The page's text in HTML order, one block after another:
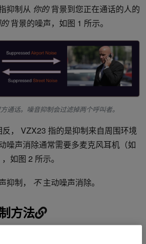
抑制从 你的背景到您正在通话的人的
背景的噪声，如图 1 所示。
通话。噪音抑制会过滤掉两个呼叫者。
反， VZX23 指的是抑制来自周围环境
噪声消除通常需要多麦克风耳机（如
如图 2 所示。
抑制， 不主动噪声消除。
方法